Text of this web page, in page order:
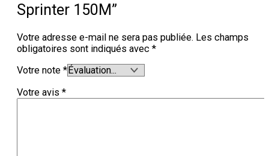
Sprinter 150M”
Votre adresse e-mail ne sera pas publiée. Les champs
obligatoires sont indiqués avec *
Votre note *
Votre avis *